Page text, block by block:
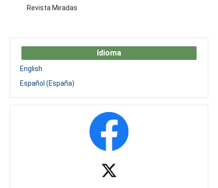
Revista Miradas
Idioma
English
Español (España)